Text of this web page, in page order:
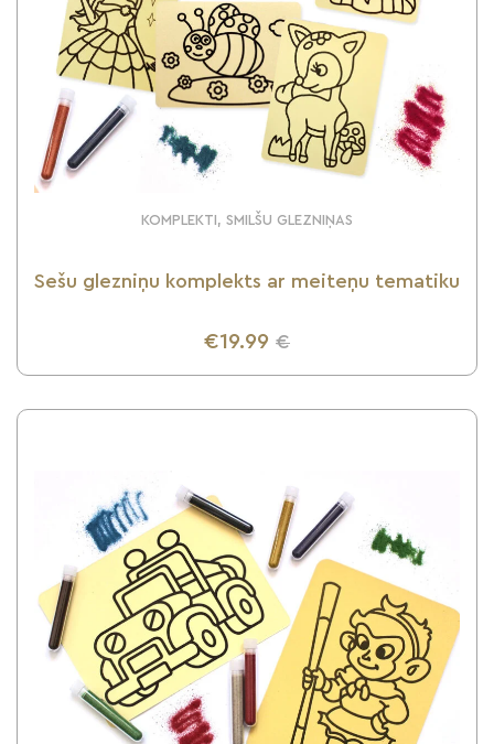
KOMPLEKTI, SMILŠU GLEZNIŅAS
Sešu glezniņu komplekts ar meiteņu tematiku
€19.99 €
UZZINI VAIRĀK